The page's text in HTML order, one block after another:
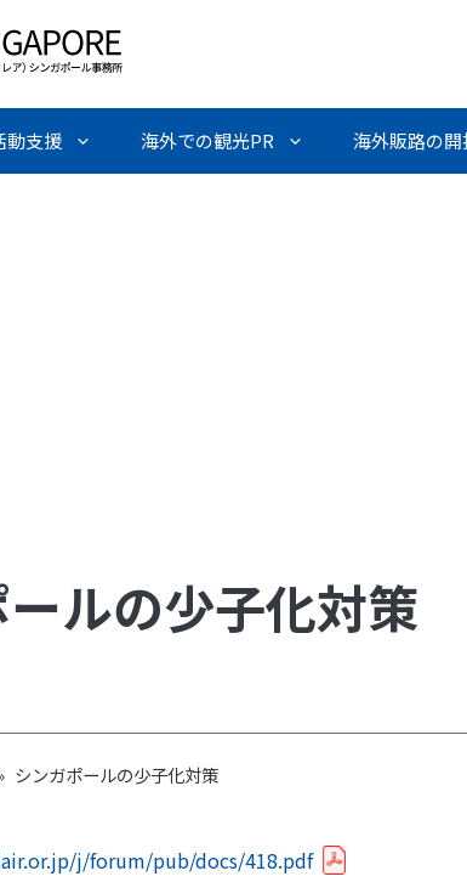
動支援 海外での観光PR 海外販路の
ルの少子化対策
シンガポールの少子化対策
j/forum/pub/docs/418.pdf